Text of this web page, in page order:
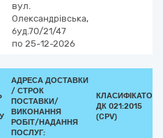
вул.
Олександрівська,
буд.70/21/47
по 25-12-2026
АДРЕСА ДОСТАВКИ
/ СТРОК
ПОСТАВКИ/
ВИКОНАННЯ
РОБІТ/НАДАННЯ
ПОСЛУГ:
КЛАСИФІКАТОР
ДК 021:2015
(CPV)